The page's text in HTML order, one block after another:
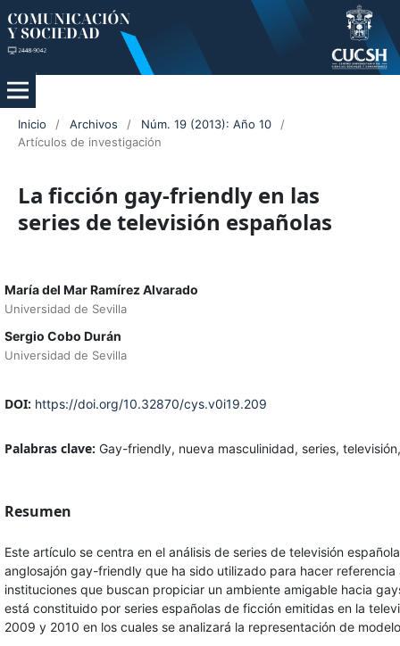
Inicio / Archivos / Núm. 19 (2013): Año 10
/
Artículos de investigación
La ficción gay-friendly en las
series de televisión españolas
María del Mar Ramírez Alvarado
Universidad de Sevilla
Sergio Cobo Durán
Universidad de Sevilla
DOI: https://doi.org/10.32870/cys.v0i19.209
Palabras clave: Gay-friendly, nueva masculinidad, series,
Resumen
Este artículo se centra en el análisis de series de televisión
anglosajón gay-friendly que ha sido utilizado para hacer
instituciones que buscan propiciar un ambiente amigable hacia
está constituido por series españolas de ficción emitidas en la
2009 y 2010 en los cuales se analizará la representación de